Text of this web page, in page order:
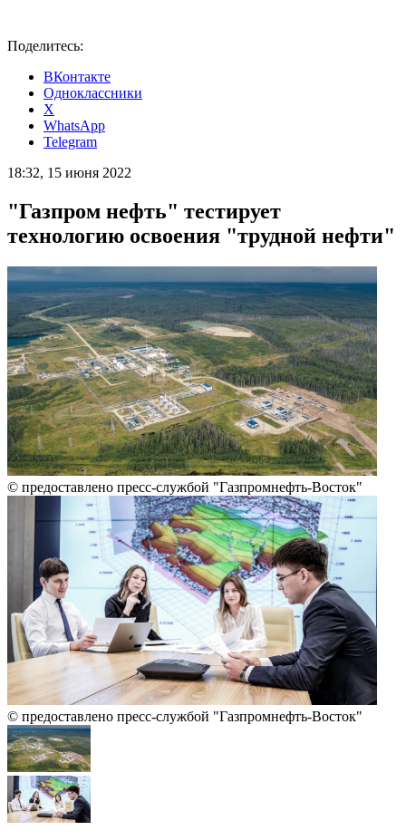
Поделитесь:
ВКонтакте
Одноклассники
X
WhatsApp
Telegram
18:32, 15 июня 2022
"Газпром нефть" тестирует
технологию освоения "трудной нефти"
© предоставлено пресс-службой "Газпромнефть-Восток"
© предоставлено пресс-службой "Газпромнефть-Восток"